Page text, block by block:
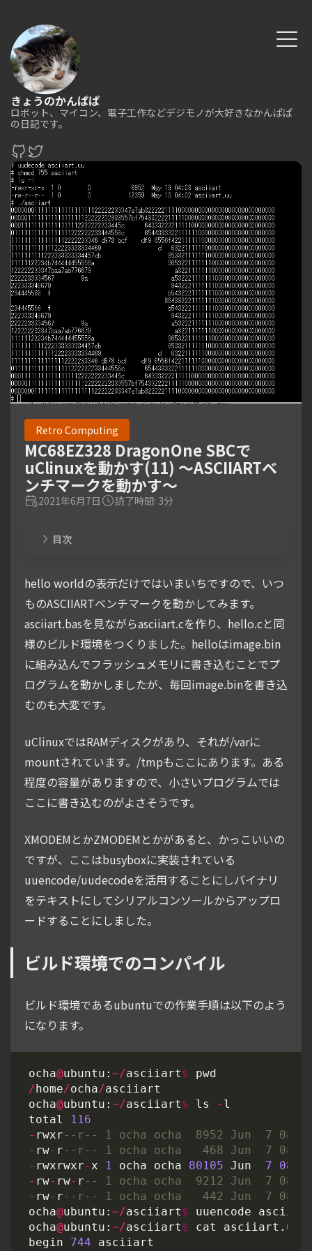
きょうのかんぱぱ
ロボット、マイコン、電子工作などデジモノが大好きなかんぱぱ
の日記です。
Retro Computing
MC68EZ328 DragonOne SBCで
uClinuxを動かす(11) ～ASCIIARTベ
ンチマークを動かす～
2021年6月7日 読了時間: 3分
目次
hello worldの表示だけではいまいちですので、いつ
ものASCIIARTベンチマークを動かしてみます。
asciiart.basを見ながらasciiart.cを作り、hello.cと同
様のビルド環境をつくりました。helloはimage.bin
に組み込んでフラッシュメモリに書き込むことでプ
ログラムを動かしましたが、毎回image.binを書き込
むのも大変です。
uClinuxではRAMディスクがあり、それが/varに
mountされています。/tmpもここにあります。ある
程度の容量がありますので、小さいプログラムでは
ここに書き込むのがよさそうです。
XMODEMとかZMODEMとかがあると、かっこいいの
ですが、ここはbusyboxに実装されている
uuencode/uudecodeを活用することにしバイナリ
をテキストにしてシリアルコンソールからアップロ
ードすることにしました。
ビルド環境でのコンパイル
ビルド環境であるubuntuでの作業手順は以下のよう
になります。
ocha@ubuntu :~/asciiart$
pwd
/ home/ocha/asciiart
ocha@ubuntu :~/asciiart$ ls - l
total
116
- rwxr
- rw- r
- rwxrwxr- x 1 ocha ocha 80105 Jun 7 08
- rw- rw- r
- rw- r
ocha@ubuntu :~/asciiart$ uuencode
ocha@ubuntu :~/asciiart$ cat asciiart . uu
begin
744 asciiart